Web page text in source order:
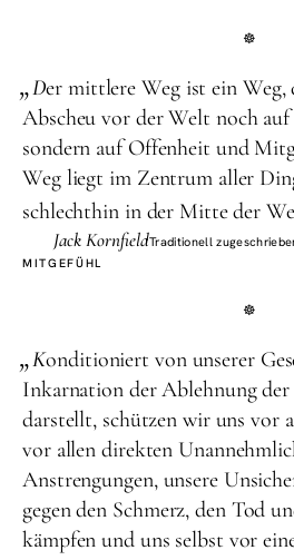
„Der mittlere Weg ist ein Weg,
Abscheu vor der Welt noch
sondern auf Offenheit und
Weg liegt im Zentrum aller
schlechthin in der Mitte der
Jack KornfieldTraditionell
MITGEFÜHL
„Konditioniert von unserer
Inkarnation der Ablehnung
darstellt, schützen wir uns vor
vor allen direkten
Anstrengungen, unsere
gegen den Schmerz, den Tod
kämpfen und uns selbst vor